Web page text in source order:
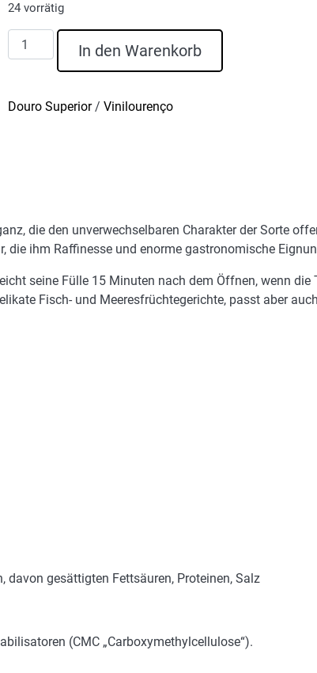
24 vorrätig
Graça
Reserve
In den Warenkorb
Douro Superior/ Vinilourenço
die den unverwechselbaren Charakter der Sorte
die ihm Raffinesse und enorme gastronomische
seine Fülle 15 Minuten nach dem Öffnen, wenn
Fisch- und Meeresfrüchtegerichte, passt aber
davon gesättigten Fettsäuren, Proteinen, Salz
(CMC „Carboxymethylcellulose“).